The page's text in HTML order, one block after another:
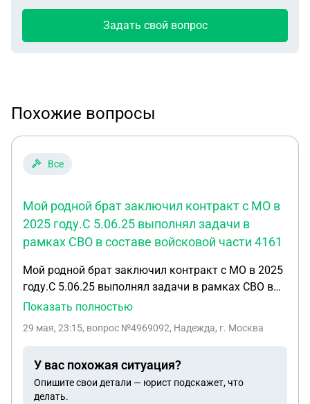
Задать свой вопрос
Похожие вопросы
Все
Мой родной брат заключил контракт с МО в
2025 году.С 5.06.25 выполнял задачи в
рамках СВО в составе войсковой части 4161
Мой родной брат заключил контракт с МО в 2025
году.С 5.06.25 выполнял задачи в рамках СВО в
составе войсковой части 41611.21.11.25 брат
погиб в ходе проведения СВО вблизи н.п.Глубокое
исполнением обязанностей военной службы на
территории ДНР,ЛНР и Украины.В военкомате
Показать полностью
29 мая, 23:15, вопрос №4969092, Надежда, г. Москва
У вас похожая ситуация?
Опишите свои детали — юрист подскажет, что
делать.